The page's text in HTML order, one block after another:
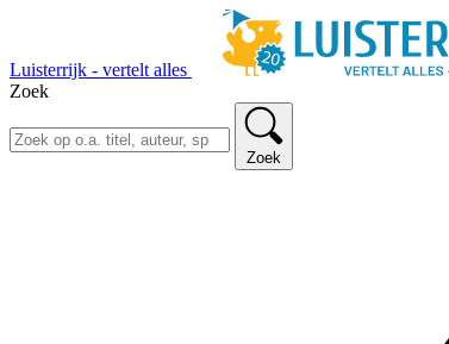
Luisterrijk - vertelt alles
Zoek
Zoek